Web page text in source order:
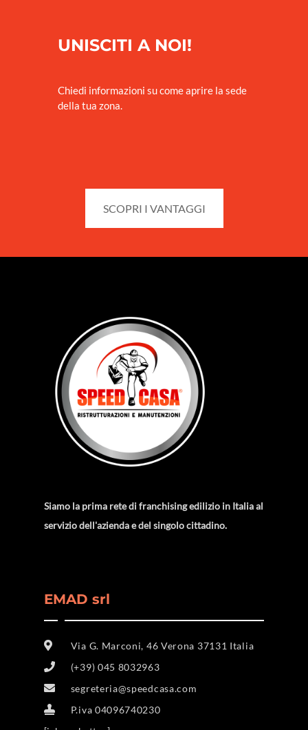
UNISCITI A NOI!
Chiedi informazioni su come aprire la sede
della tua zona.
SCOPRI I VANTAGGI
Siamo la prima rete di franchising edilizio in Italia al
servizio dell'azienda e del singolo cittadino.
EMAD srl
Via G. Marconi, 46 Verona 37131 Italia
(+39) 045 8032963
segreteria@speedcasa.com
P.iva 04096740230